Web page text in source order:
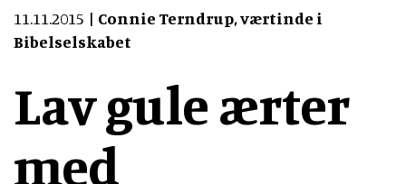
11.11.2015
Connie Terndrup, værtinde i
Bibelselskabet
Lav gule ærter
med